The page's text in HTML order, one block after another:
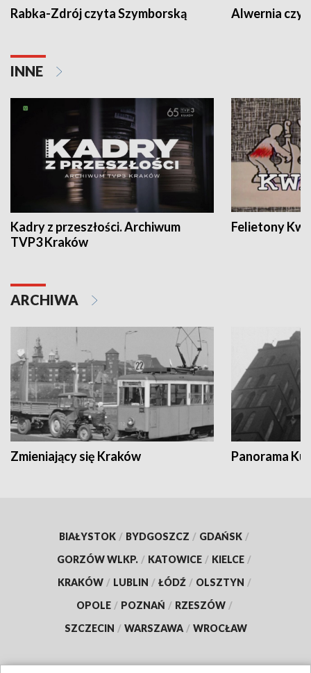
Rabka-Zdrój czyta Szymborską Alwernia
INNE
Kadry z przeszłości. Archiwum
TVP3 Kraków
Felietony
ARCHIWA
Zmieniający się Kraków Panorama
BIAŁYSTOK / BYDGOSZCZ / GDAŃSK /
GORZÓW WLKP. / KATOWICE / KIELCE /
KRAKÓW / LUBLIN / ŁÓDŹ / OLSZTYN /
OPOLE / POZNAŃ / RZESZÓW /
SZCZECIN / WARSZAWA / WROCŁAW